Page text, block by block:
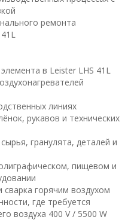
ремонта
в Leister LHS 41L
линиях
рукавов и технических
гранулята, деталей и
пищевом и
горячим воздухом
где требуется
воздуха 400 V / 5500 W